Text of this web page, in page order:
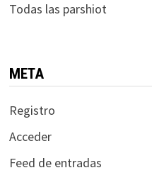
Todas las parshiot
META
Registro
Acceder
Feed de entradas